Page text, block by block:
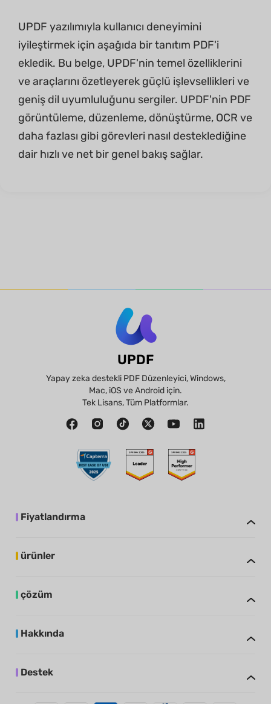
UPDF yazılımıyla kullanıcı deneyimini
iyileştirmek için aşağıda bir tanıtım PDF'i
ekledik. Bu belge, UPDF'nin temel özelliklerini
ve araçlarını özetleyerek güçlü işlevsellikleri ve
geniş dil uyumluluğunu sergiler. UPDF'nin PDF
görüntüleme, düzenleme, dönüştürme, OCR ve
daha fazlası gibi görevleri nasıl desteklediğine
dair hızlı ve net bir genel bakış sağlar.
UPDF
Yapay zeka destekli PDF Düzenleyici, Windows,
Mac, iOS ve Android için.
Tek Lisans, Tüm Platformlar.
Fiyatlandırma
ürünler
çözüm
Hakkında
Destek